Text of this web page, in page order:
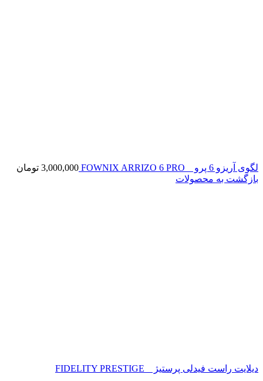
لگوی آریزو 6 پرو _ FOWNIX ARRIZO 6 PRO 3,000,000 تومان
بازگشت به محصولات
دیلایت راست فیدلی پرستیژ _ FIDELITY PRESTIGE